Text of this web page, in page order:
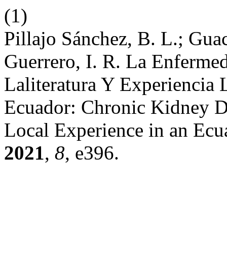
(1)
Pillajo Sánchez, B. L.;
Guerrero, I. R. La
Laliteratura Y Experiencia
Ecuador: Chronic Kidney
Local Experience in an
2021, 8, e396.